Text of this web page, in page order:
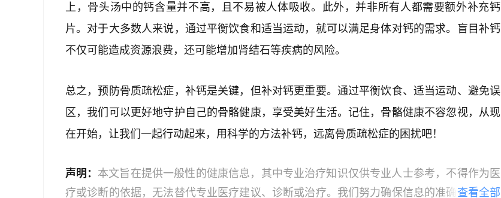
上，骨头汤中的钙含量并不高，且不易被人体吸收。此外，并非所有人都需要额外补充钙
片。对于大多数人来说，通过平衡饮食和适当运动，就可以满足身体对钙的需求。盲目补钙
不仅可能造成资源浪费，还可能增加肾结石等疾病的风险。
总之，预防骨质疏松症，补钙是关键，但补对钙更重要。通过平衡饮食、适当运动、避免误
区，我们可以更好地守护自己的骨骼健康，享受美好生活。记住，骨骼健康不容忽视，从现
在开始，让我们一起行动起来，用科学的方法补钙，远离骨质疏松症的困扰吧！
声明： 本文旨在提供一般性的健康信息，其中专业治疗知识仅供专业人士参考，不得作为医
疗或诊断的依据，无法替代专业医疗建议、诊断或治疗。我们努力确保信息的准确性，但本
查看全部